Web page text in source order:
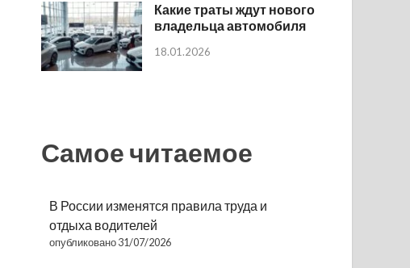
Какие траты ждут нового
владельца автомобиля
18.01.2026
Самое читаемое
В России изменятся правила труда и
отдыха водителей
опубликовано 31/07/2026